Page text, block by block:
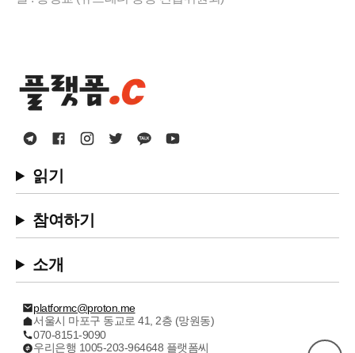
읽기
참여하기
소개
platformc@proton.me
서울시 마포구 동교로 41, 2층 (망원동)
070-8151-9090
우리은행 1005-203-964648 플랫폼씨